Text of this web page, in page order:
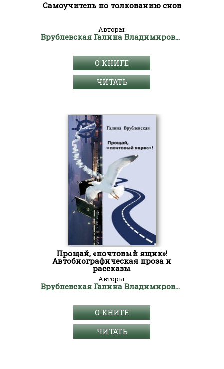
Самоучитель по толкованию снов
Авторы:
Врублевская Галина Владимировна
О КНИГЕ
ЧИТАТЬ
Прощай, «почтовый ящик»!
Автобиографическая проза и
рассказы
Авторы:
Врублевская Галина Владимировна
О КНИГЕ
ЧИТАТЬ